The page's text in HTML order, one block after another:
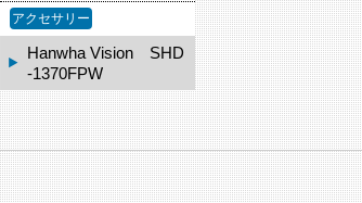
アクセサリー
Hanwha Vision SBP
-140CMT
アクセサリー
Hanwha
-300CMTW